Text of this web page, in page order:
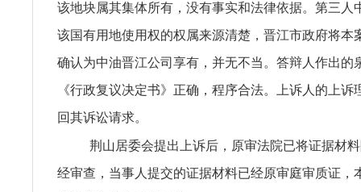
该地块属其集体所有，没有事实和法律依据。第三人
该国有用地使用权的权属来源清楚，晋江市政府将本
确认为中油晋江公司享有，并无不当。答辩人作出的
《行政复议决定书》正确，程序合法。上诉人的上诉
回其诉讼请求。
荆山居委会提出上诉后，原审法院已将证据材
经审查，当事人提交的证据材料已经原审庭审质证，